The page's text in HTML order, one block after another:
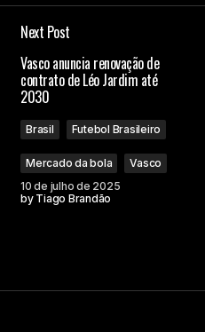
Next Post
Vasco anuncia renovação de
contrato de Léo Jardim até
2030
Brasil Futebol Brasileiro
Mercado da bola
Vasco
10 de julho de 2025
by Tiago Brandão